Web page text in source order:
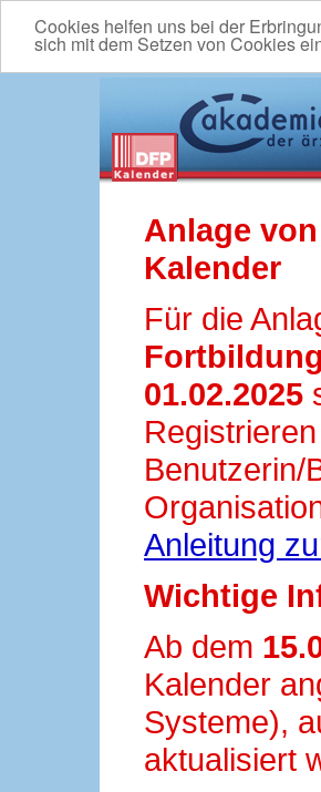
Cookies helfen uns bei der
sich mit dem Setzen von Cookies
Anlage
Kalender
Für die
01.02.2025
Benutzerin/
Anleitung
Wichtige
Ab dem
Kalender
Systeme),
aktualisiert